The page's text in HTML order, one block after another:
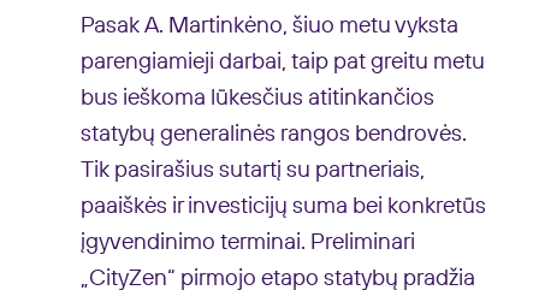
Pasak A. Martinkėno, šiuo metu vyksta
parengiamieji darbai, taip pat greitu metu
bus ieškoma lūkesčius atitinkančios
statybų generalinės rangos bendrovės.
Tik pasirašius sutartį su partneriais,
paaiškės ir investicijų suma bei konkretūs
įgyvendinimo terminai. Preliminari
„CityZen“ pirmojo etapo statybų pradžia